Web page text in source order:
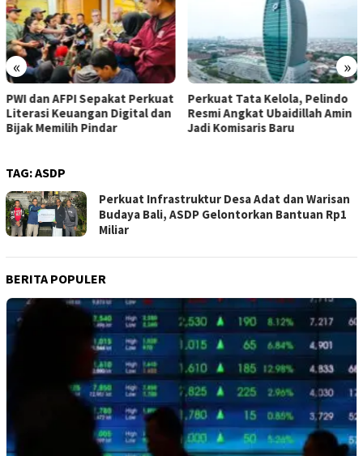
« »
​Perkuat Tata Kelola, Pelindo
Resmi Angkat Ubaidillah Amin
Jadi Komisaris Baru
BPKH Limited dan Mitra
Bangun Ekosistem Digital
Terintegrasi
TAG:ASDP
Perkuat Infrastruktur Desa Adat dan Warisan
Budaya Bali, ASDP Gelontorkan Bantuan Rp1
Miliar
BERITA POPULER